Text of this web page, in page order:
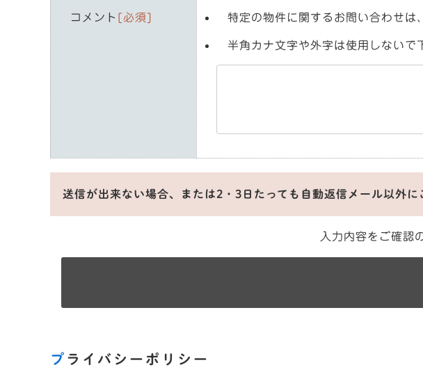
コメント [必須] 特定の物件に関するお問い合わせは
半角カナ文字や外字は使用しないで
送信が出来ない場合、または2・3日たっても自動返信メール以外
入力内容をご確認
プライバシーポリシー